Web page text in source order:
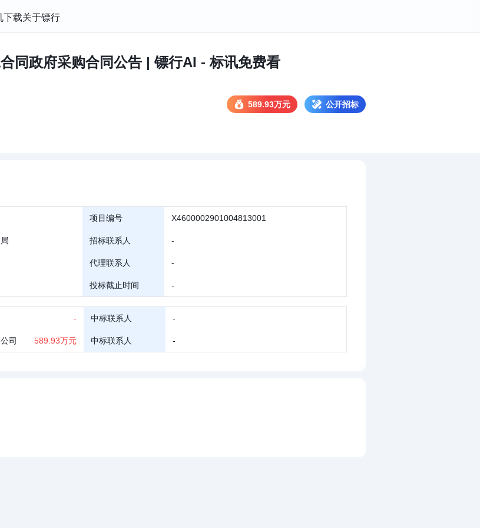
下载关于镖行
同政府采购合同公告 | 镖行AI - 标讯免费看
589.93万元 公开招标
项目编号 X4600002901004813001
招标联系人 -
代理联系人 -
投标截止时间 -
- 中标联系人 -
司 589.93万元 中标联系人 -